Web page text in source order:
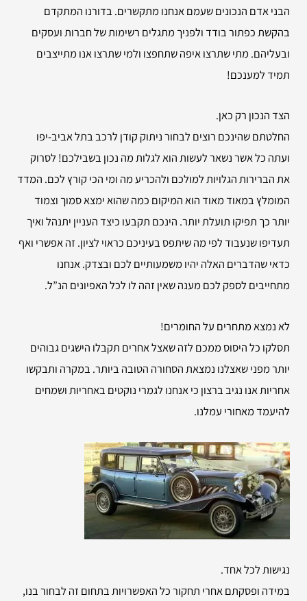
הבני אדם הנכונים שעמם אנחנו מתקשרים. בדורנו המתקדם
בהקשת כפתור בודד ולפניך מתגלים רשימות של חברות ועסקים
ובעליהם. מתי שתרצו איפה שתחפצו ולמי שתרצו אנו מתייצבים
תמיד למענכם!
הצד הנכון רק כאן.
החלטתם שהינכם רוצים לבחור ניתוק קודן לרכב בתל אביב-יפו
ועתה כל אשר נשאר לעשות הוא לגלות מה נכון בשבילכם! לסרוק
את הברירות הגלויות למולכם ולהכריע מה ומי הכי קורץ לכם. המדד
המומלץ במאוד מאוד הוא המיקום כמה שהוא ימצא סמוך וצמוד
יותר כך תפיקו תועלת יותר. הינכם תקבעו כיצד העניין יתנהל ואיך
תעדיפו שנעבוד לפי מה שיתפס בעיניכם כראוי לציון. זה אפשרי ואף
כדאי שהדברים האלה יהיו משמעותיים לכם ובצדק. אנחנו
מתחייבים לספק לכם מענה שאין זהה לו לכל האפיונים הנ”ל.
לא נמצא מתחרים על החומרים!
תסלקו כל היסוס ממכם לזה שאצל אחרים תקבלו הישגים גבוהים
יותר מפני שאצלנו נמצאת הסחורה הטובה ביותר. במקרה ותבקשו
אחריות אנו נגיב ברצון כי אנחנו לגמרי נוקטים באחריות ושמחים
להיעמד מאחורי עמלנו.
נגישות לכל אחד.
במידה ופסקתם אחרי תחקור כל האפשרויות בתחום זה לבחור בנו,